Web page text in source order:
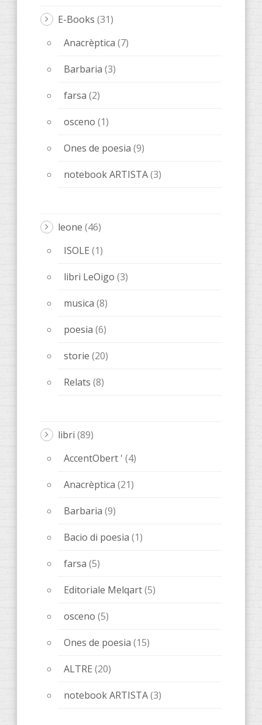
E-Books (31)
Anacrèptica (7)
Barbaria (3)
farsa (2)
osceno (1)
Ones de poesia (9)
notebook ARTISTA(3)
leone (46)
ISOLE (1)
libri LeOigo (3)
musica (8)
poesia (6)
storie (20)
Relats (8)
libri (89)
AccentObert ' (4)
Anacrèptica (21)
Barbaria (9)
Bacio di poesia (1)
farsa (5)
Editoriale Melqart(5)
osceno (5)
Ones de poesia (15)
ALTRE (20)
notebook ARTISTA(3)